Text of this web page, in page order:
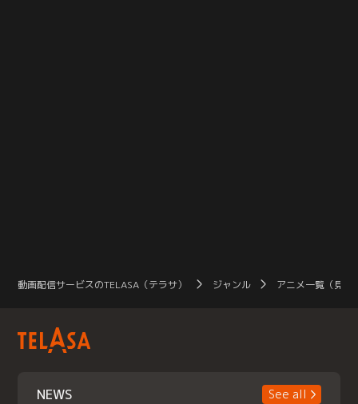
動画配信サービスのTELASA（テラサ） ジャンル アニメ一覧（見放
NEWS See all